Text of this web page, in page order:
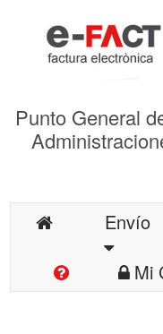
Punto General
Envío
Mi